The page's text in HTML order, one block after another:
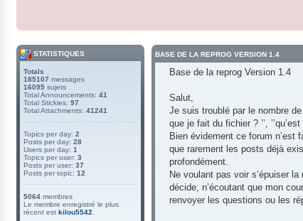
BASE DE LA REPROG VERSION 1.4
Base de la reprog Version 1.4
Salut,
Je suis troublé par le nombre de
que je fait du fichier ? ’’,
Bien évidement ce forum
que rarement les posts déjà
profondément.
Ne voulant pas voir s’épuiser
décide, n’écoutant que mon
renvoyer les questions ou les
STATISTIQUES
Totals
185107 messages
16095 sujets
Total Announcements: 41
Total Stickies: 97
Total Attachments: 41241
Topics per day: 2
Posts per day: 28
Users per day: 1
Topics per user: 3
Posts per user: 37
Posts per topic: 12
5064 membres
Le membre enregistré le plus
récent est kilou5542